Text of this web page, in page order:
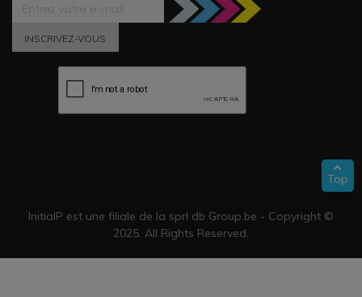
INSCRIVEZ-VOUS
InitialP est une filiale de la sprl db Group.be - Copyright ©
2025. All Rights Reserved.
Top